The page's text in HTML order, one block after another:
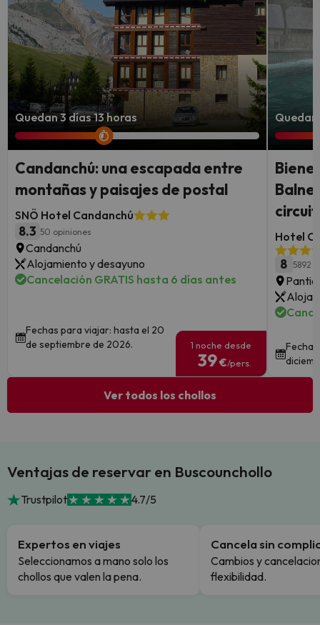
Quedan 3 días 13 horas
Candanchú: una escapada entre
montañas y paisajes de postal
SNÖ Hotel Candanchú
8.3 50 opiniones
Candanchú
Alojamiento y desayuno
Cancelación GRATIS hasta 6 días antes
Fechas para viajar: hasta el 20
de septiembre de 2026.
1 noche desde
39€/pers.
Quedan
Hotel
8 5892
Ver todos los chollos
Ventajas de reservar en Buscounchollo
Trustpilot 4.7/5
Expertos en viajes
Seleccionamos a mano solo los
chollos que valen la pena.
Cancela sin
Cambios y
flexibilidad.